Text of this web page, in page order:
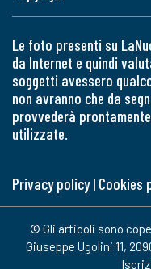
Le foto presenti su
da Internet e quindi
soggetti avessero
non avranno che da
provvederà
utilizzate.
Privacy policy| Cookies
© Gli articoli sono
Giuseppe Ugolini 11,